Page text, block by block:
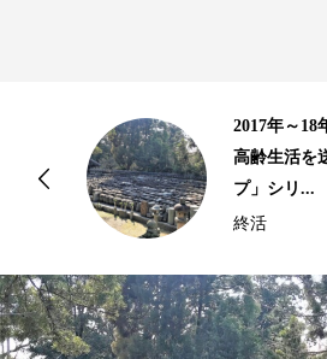
事情：「望ましい
の終活８ステッ